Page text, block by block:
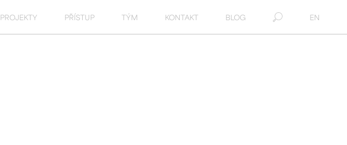
PROJEKTY PŘÍSTUP TÝM KONTAKT BLOG EN